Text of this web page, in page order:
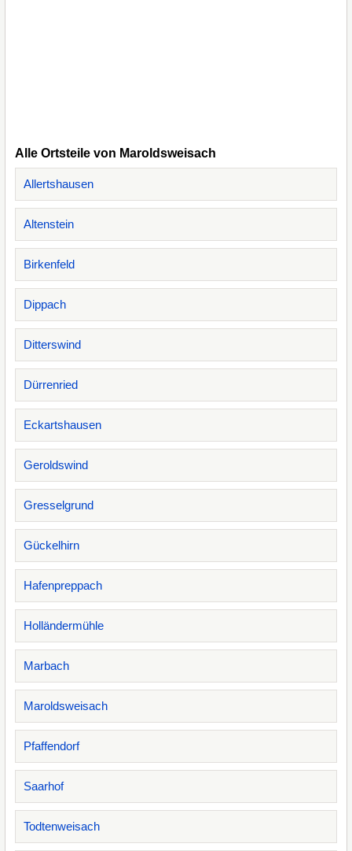
Alle Ortsteile von Maroldsweisach
Allertshausen
Altenstein
Birkenfeld
Dippach
Ditterswind
Dürrenried
Eckartshausen
Geroldswind
Gresselgrund
Gückelhirn
Hafenpreppach
Holländermühle
Marbach
Maroldsweisach
Pfaffendorf
Saarhof
Todtenweisach